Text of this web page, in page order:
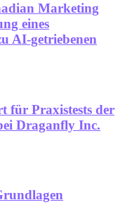
Marketing
eines
AI-getriebenen
für Praxistests der
Draganfly Inc.